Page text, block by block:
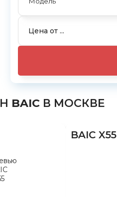
BAIC В МОСКВЕ
BAIC X55